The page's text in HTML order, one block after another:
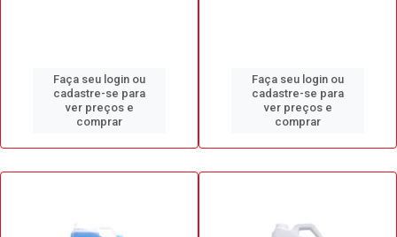
Faça seu login ou
cadastre-se para
ver preços e
comprar
Faça seu login ou
cadastre-se para
ver preços e
comprar